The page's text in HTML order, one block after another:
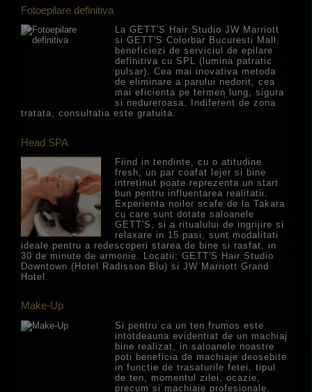
Fotoepilare definitiva
La GETT'S Hair Studio JW Marriott
si GETT'S Colorbar Bucuresti Mall,
beneficiezi de serviciul de epilare
definitiva cu SPL (lumina patratic
pulsar). Cea mai inovativa metoda
de eliminare a parului nedorit, cea
mai eficienta pe termen lung, sigura
si nedureroasa. Indiferent de zona
tratata, consultatia este gratuita.
Head SPA
Fiind in tendinte, cu o atitudine
fresh, un par coafat lejer si bine
intretinut poate reprezenta un start
bun pentru influentarea realitatii.
Experienta noilor scafe de la Takara
cu care sunt dotate saloanele
GETT'S, si a ritualului de ingrijire si
relaxare in 15 pasi, sunt modalitati
ideale pentru a redescoperi starea de bine si rasfat, in
30 de minute de armonie. Locatii: GETT'S Hair Studio
Downtown (Hotel Radisson Blu) si JW Marriott Grand
Hotel.
Make-Up
Si pentru ca un ten frumos este
intotdeauna evidentiat de un machiaj
bine realizat, in saloanele noastre
poti beneficia de machiaje deosebite
in functie de trasaturile fetei, tipul
de ten, momentul zilei, ocazie,
precum si machiaje profesionale,